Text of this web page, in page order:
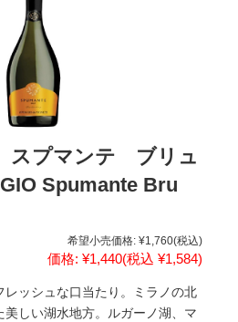
スプマンテ ブリュ
Spumante Bru
希望小売価格: ¥1,760(税込)
価格: ¥1,440(税込 ¥1,584)
ッシュな口当たり。ミラノの北
しい湖水地方。ルガーノ湖、マ